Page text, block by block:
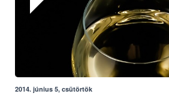
2014. június 5, csütörtök